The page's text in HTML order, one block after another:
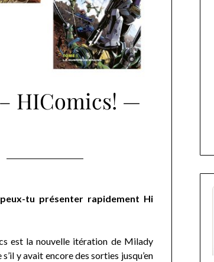
HIComics! —
tu présenter rapidement Hi
est la nouvelle itération de Milady
y avait encore des sorties jusqu’en